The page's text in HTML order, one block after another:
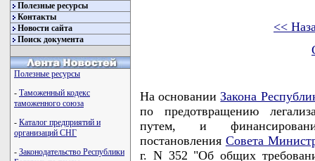
Полезные ресурсы
Контакты
Новости сайта
Поиск документа
Полезные ресурсы
- Таможенный кодекс
таможенного союза
- Каталог предприятий и
организаций СНГ
- Законодательство Республики
<<
На основанииЗакона
по предотвращению
путем, и
постановления Совета
г. N 352 "Об общих